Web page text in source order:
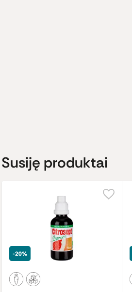
Susiję produktai
-20%